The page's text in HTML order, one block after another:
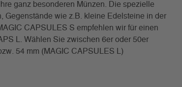
ganz besonderen Münzen. Die spezielle
Gegenstände wie z.B. kleine Edelsteine in der
CAPSULES S empfehlen wir für einen
L. Wählen Sie zwischen 6er oder 50er
54 mm (MAGIC CAPSULES L)